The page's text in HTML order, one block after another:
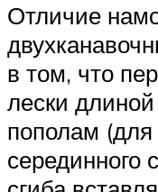
Отличие
в том, что
лески
пополам
серединного